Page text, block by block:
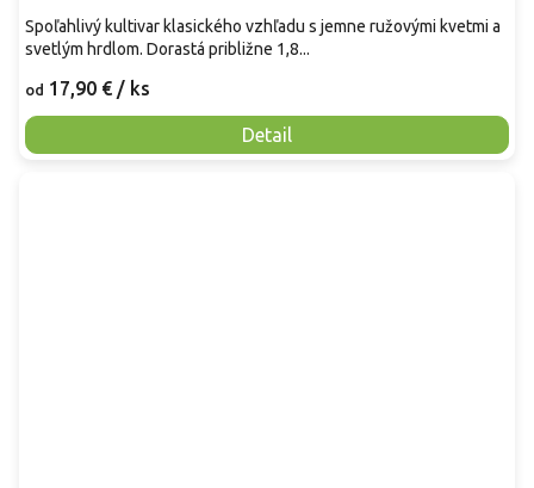
od 17,90 € / ks
Detail
Spoľahlivý kultivar klasického vzhľadu s jemne ružovými kvetmi a
svetlým hrdlom. Dorastá približne 1,8...